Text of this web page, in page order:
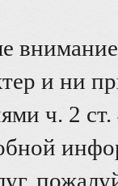
и ни
ч. 2